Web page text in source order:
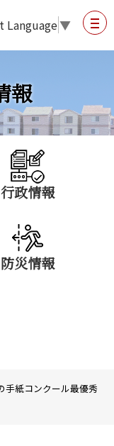
Language▼
報
行政情報
防災情報
紙コンクール最優秀